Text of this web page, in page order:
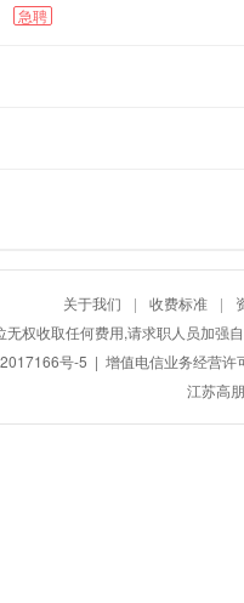
急聘
关于我们 | 收费标准 |
无权收取任何费用,请求职人员加强
号-5 | 增值电信业务经营
江苏高